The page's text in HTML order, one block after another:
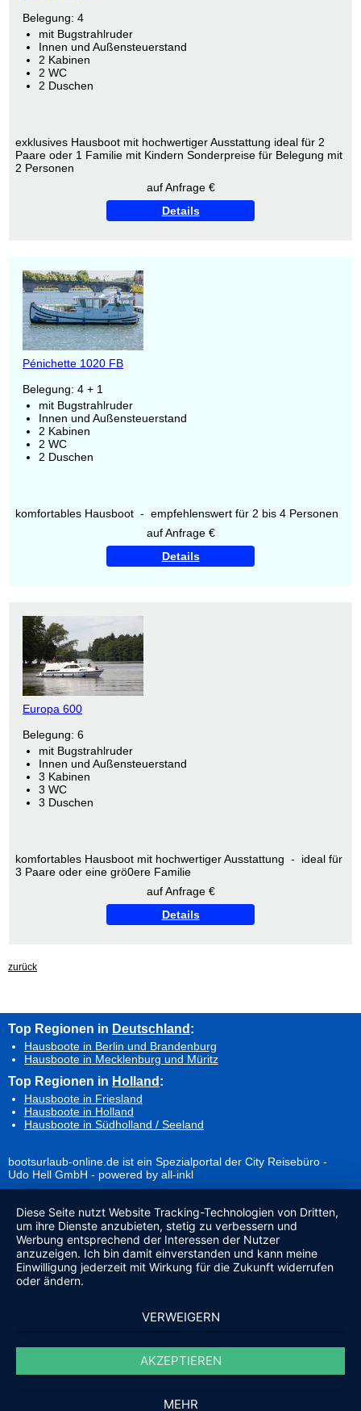
Belegung: 4
mit Bugstrahlruder
Innen und Außensteuerstand
2 Kabinen
2 WC
2 Duschen
exklusives Hausboot mit hochwertiger Ausstattung ideal für 2
Paare oder 1 Familie mit Kindern Sonderpreise für Belegung mit
2 Personen
auf Anfrage €
Details
Pénichette 1020 FB
Belegung: 4 + 1
mit Bugstrahlruder
Innen und Außensteuerstand
2 Kabinen
2 WC
2 Duschen
komfortables Hausboot - empfehlenswert für 2 bis 4 Personen
auf Anfrage €
Details
Europa 600
Belegung: 6
mit Bugstrahlruder
Innen und Außensteuerstand
3 Kabinen
3 WC
3 Duschen
komfortables Hausboot mit hochwertiger Ausstattung - ideal für
3 Paare oder eine grö0ere Familie
auf Anfrage €
Details
zurück
Top Regionen in Deutschland:
Hausboote in Berlin und Brandenburg
Hausboote in Mecklenburg und Müritz
Top Regionen in Holland:
Hausboote in Friesland
Hausboote in Holland
Hausboote in Südholland / Seeland
bootsurlaub-online.de ist ein Spezialportal der City Reisebüro -
Udo Hell GmbH - powered by all-inkl
Diese Seite nutzt Website Tracking-Technologien von Dritten,
um ihre Dienste anzubieten, stetig zu verbessern und
Werbung entsprechend der Interessen der Nutzer
anzuzeigen. Ich bin damit einverstanden und kann meine
Einwilligung jederzeit mit Wirkung für die Zukunft widerrufen
oder ändern.
VERWEIGERN
AKZEPTIEREN
MEHR